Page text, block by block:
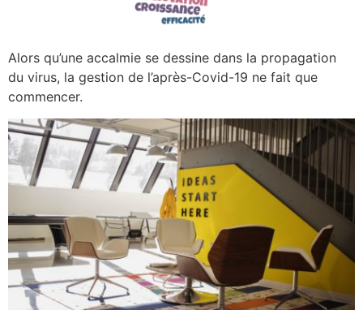
Alors qu’une accalmie se dessine dans la propagation
du virus, la gestion de l’après-Covid-19 ne fait que
commencer.